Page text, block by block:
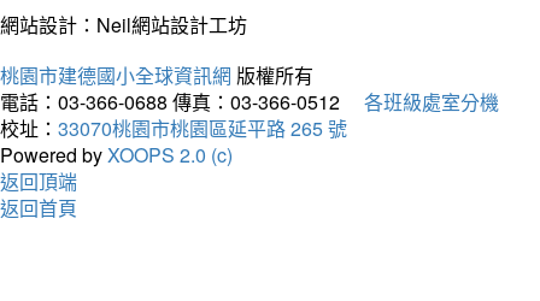
網站設計：Neil網站設計工坊
桃園市建德國小全球資訊網 版權所有
電話：03-366-0688 傳真：03-366-0512
各班級處室分機
校址： 33070桃園市桃園區延平路 265 號
Powered byXOOPS 2.0 (c)
返回頂端
返回首頁